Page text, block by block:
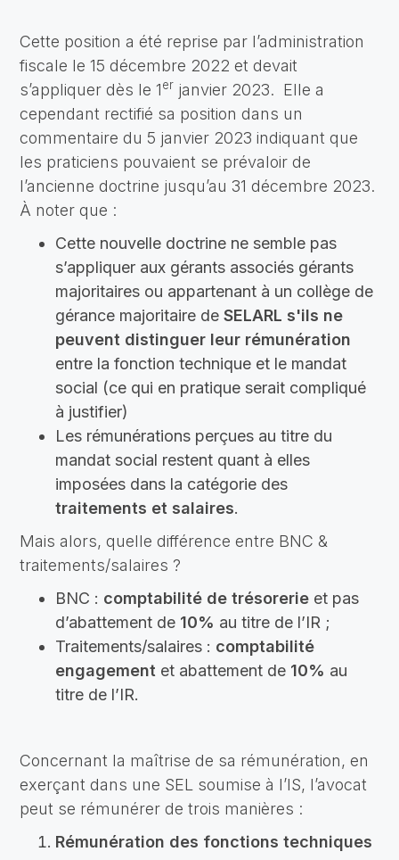
Cette position a été reprise par l’administration
fiscale le 15 décembre 2022 et devait
s’appliquer dès le 1er janvier 2023. Elle a
cependant rectifié sa position dans un
commentaire du 5 janvier 2023 indiquant que
les praticiens pouvaient se prévaloir de
l’ancienne doctrine jusqu’au 31 décembre 2023.
À noter que :
Cette nouvelle doctrine ne semble pas
s’appliquer aux gérants associés gérants
majoritaires ou appartenant à un collège de
gérance majoritaire deSELARL s'ils ne
peuvent distinguer leur rémunération
entre la fonction technique et le mandat
social (ce qui en pratique serait compliqué
à justifier)
Les rémunérations perçues au titre du
mandat social restent quant à elles
imposées dans la catégorie des
traitements et salaires.
Mais alors, quelle différence entre BNC &
traitements/salaires ?
BNC : comptabilité de trésorerie et pas
d’abattement de 10% au titre de l’IR ;
Traitements/salaires : comptabilité
engagement et abattement de 10% au
titre de l’IR.
Concernant la maîtrise de sa rémunération, en
exerçant dans une SEL soumise à l’IS, l’avocat
peut se rémunérer de trois manières :
Rémunération des fonctions techniques